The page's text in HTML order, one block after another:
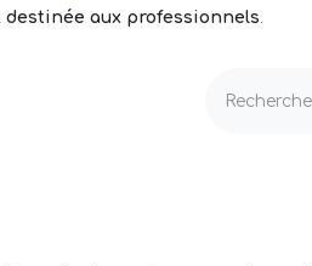
destinée aux professionnels.